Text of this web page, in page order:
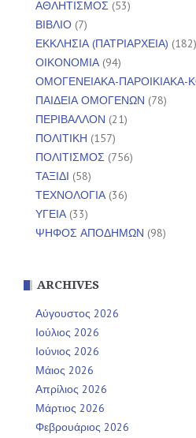
ΑΘΛΗΤΙΣΜΟΣ (53)
ΒΙΒΛΙΟ (7)
ΕΚΚΛΗΣΙΑ (ΠΑΤΡΙΑΡΧΕΙΑ) (182)
ΟΙΚΟΝΟΜΙΑ(94)
ΟΜΟΓΕΝΕΙΑΚΑ-ΠΑΡΟΙΚΙΑΚΑ-
ΠΑΙΔΕΙΑ ΟΜΟΓΕΝΩΝ (78)
ΠΕΡΙΒΑΛΛΟΝ (21)
ΠΟΛΙΤΙΚΗ (157)
ΠΟΛΙΤΙΣΜΟΣ (756)
ΤΑΞΙΔΙ (58)
ΤΕΧΝΟΛΟΓΙΑ(36)
ΥΓΕΙΑ(33)
ΨΗΦΟΣ ΑΠΟΔΗΜΩΝ (98)
ARCHIVES
Αύγουστος 2026
Ιούλιος 2026
Ιούνιος 2026
Μάιος 2026
Απρίλιος 2026
Μάρτιος 2026
Φεβρουάριος 2026